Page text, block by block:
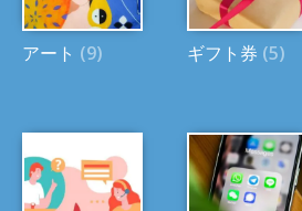
アート (9) ギフト券 (5)